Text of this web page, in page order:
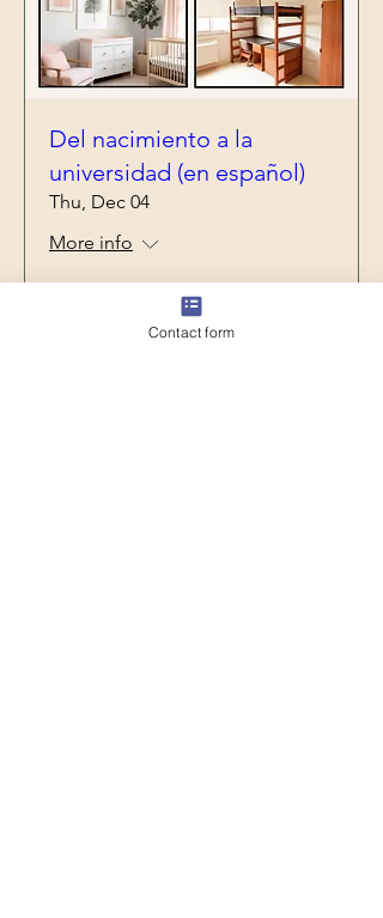
Del nacimiento a la
universidad (en español)
Thu, Dec 04
More info
Details
Contact form